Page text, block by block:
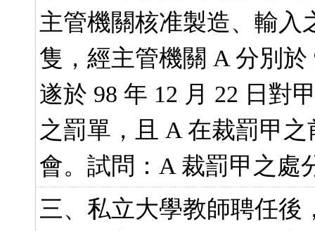
主管機關核准製造、輸入
隻，經主管機關 A 分別於
遂於 98 年 12 月 22 日對
之罰單，且 A 在裁罰甲
會。試問：A 裁罰甲之處
三、私立大學教師聘任後